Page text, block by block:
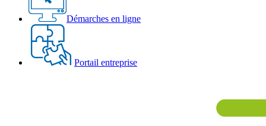
Démarches en ligne
Portail entreprise